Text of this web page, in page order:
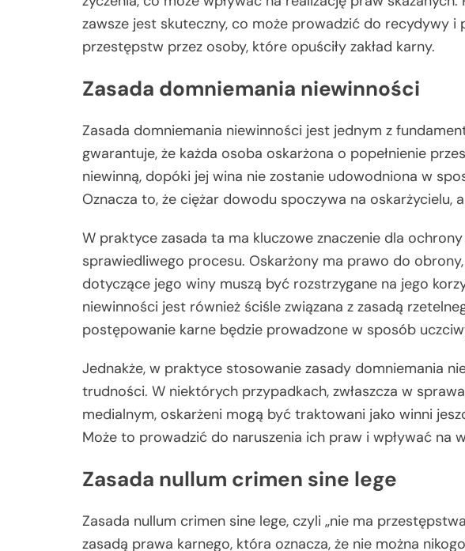
zawsze jest skuteczny, co może prowadzić do recydywy i
przestępstw przez osoby, które opuściły zakład karny.
Zasada domniemania niewinności
Zasada domniemania niewinności jest jednym z
gwarantuje, że każda osoba oskarżona o popełnienie
niewinną, dopóki jej wina nie zostanie udowodniona w
Oznacza to, że ciężar dowodu spoczywa na oskarżycielu,
W praktyce zasada ta ma kluczowe znaczenie dla
sprawiedliwego procesu. Oskarżony ma prawo do
dotyczące jego winy muszą być rozstrzygane na jego
niewinności jest również ściśle związana z zasadą
postępowanie karne będzie prowadzone w sposób
Jednakże, w praktyce stosowanie zasady domniemania
trudności. W niektórych przypadkach, zwłaszcza w
medialnym, oskarżeni mogą być traktowani jako winni
Może to prowadzić do naruszenia ich praw i wpływać na
Zasada nullum crimen sine lege
Zasada nullum crimen sine lege, czyli „nie ma
zasadą prawa karnego, która oznacza, że nie można